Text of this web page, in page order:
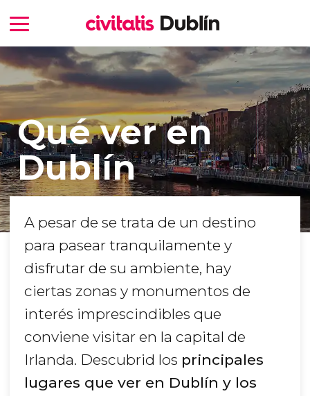
Qué ver en
Dublín
A pesar de se trata de un destino
para pasear tranquilamente y
disfrutar de su ambiente, hay
ciertas zonas y monumentos de
interés imprescindibles que
conviene visitar en la capital de
Irlanda. Descubrid los principales
lugares que ver en Dublín y los